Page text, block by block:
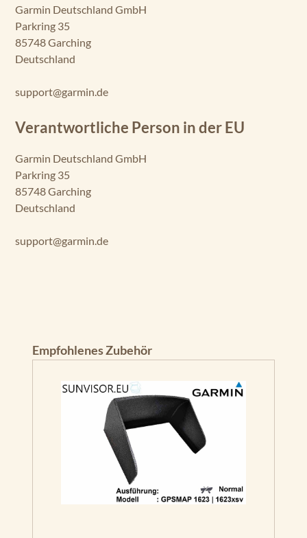
Garmin Deutschland GmbH
Parkring 35
85748 Garching
Deutschland
support@garmin.de
Verantwortliche Person in der EU
Garmin Deutschland GmbH
Parkring 35
85748 Garching
Deutschland
support@garmin.de
Produktgalerie überspringen
Empfohlenes Zubehör